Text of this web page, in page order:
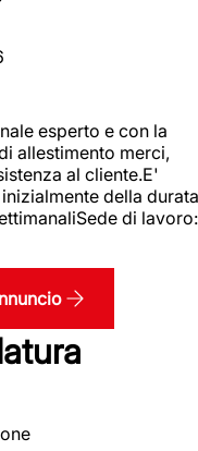
esperto e con la
allestimento merci,
al cliente.E'
della durata
di lavoro: